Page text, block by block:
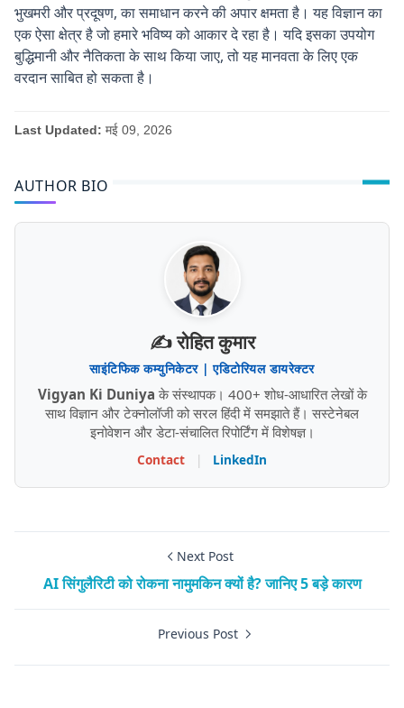
भुखमरी और प्रदूषण, का समाधान करने की अपार क्षमता है। यह विज्ञान का
एक ऐसा क्षेत्र है जो हमारे भविष्य को आकार दे रहा है। यदि इसका उपयोग
बुद्धिमानी और नैतिकता के साथ किया जाए, तो यह मानवता के लिए एक
वरदान साबित हो सकता है।
Last Updated: मई 09, 2026
AUTHOR BIO
✍️ रोहित कुमार
साइंटिफिक कम्युनिकेटर | एडिटोरियल डायरेक्टर
Vigyan Ki Duniya के संस्थापक। 400+ शोध-आधारित लेखों के
साथ विज्ञान और टेक्नोलॉजी को सरल हिंदी में समझाते हैं। सस्टेनेबल
इनोवेशन और डेटा-संचालित रिपोर्टिंग में विशेषज्ञ।
Contact | LinkedIn
Next Post
AI सिंगुलैरिटी को रोकना नामुमकिन क्यों है? जानिए 5 बड़े कारण
Previous Post